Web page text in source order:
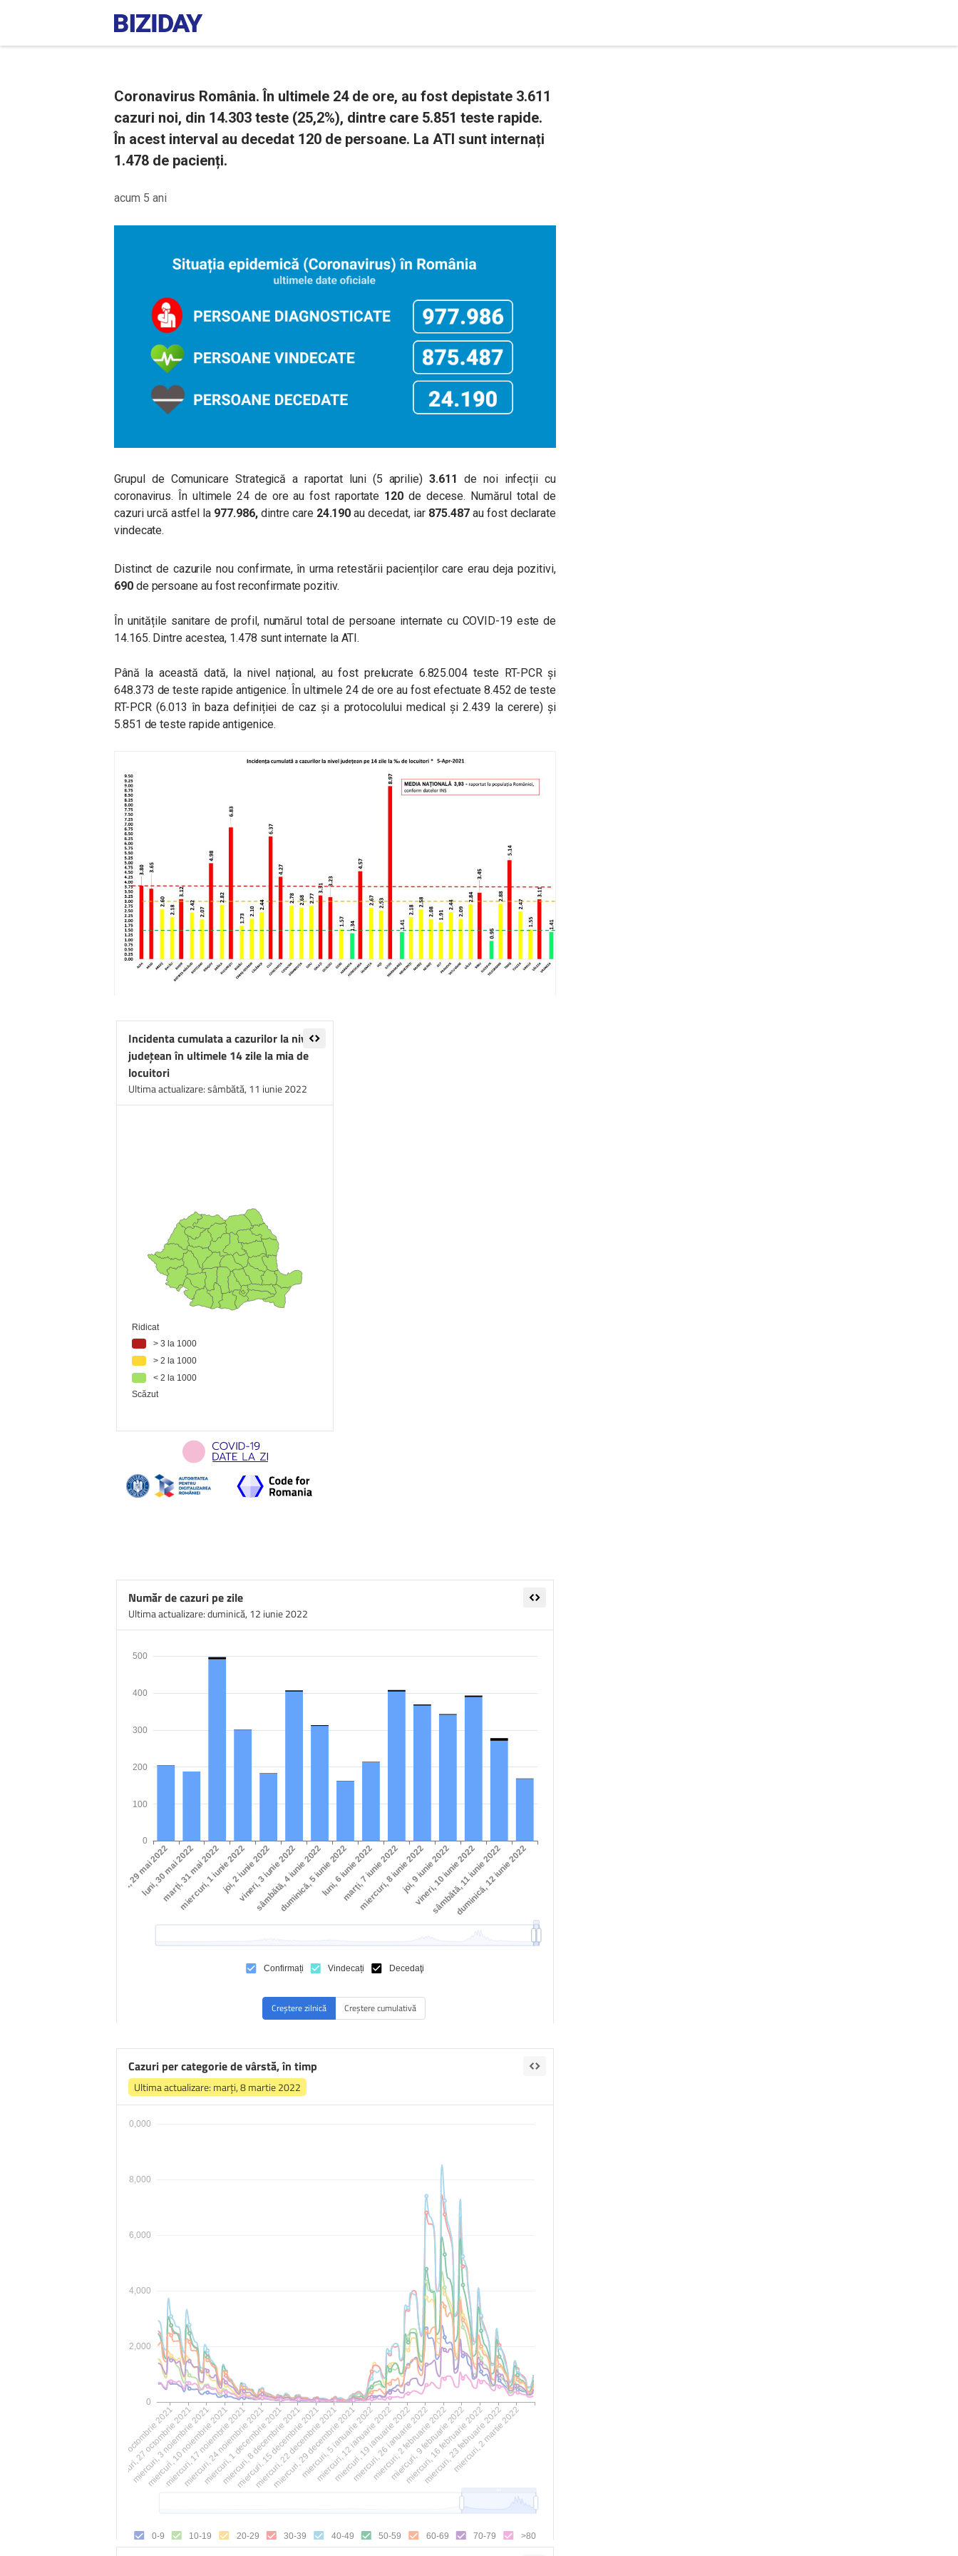
Coronavirus România. În ultimele 24 de ore, au fost depistate 3.611
cazuri noi, din 14.303 teste (25,2%), dintre care 5.851 teste rapide.
În acest interval au decedat 120 de persoane. La ATI sunt internați
1.478 de pacienți.
acum 5 ani
Grupul de Comunicare Strategică a raportat luni (5 aprilie)3.611 de noi infecții cu
coronavirus. În ultimele 24 de ore au fost raportate 120 de decese. Numărul total de
cazuri urcă astfel la 977.986,dintre care24.190au decedat, iar875.487 au fost declarate
vindecate.
Distinct de cazurile nou confirmate, în urma retestării pacienților care erau deja pozitivi,
690 de persoane au fost reconfirmate pozitiv.
În unitățile sanitare de profil, numărul total de persoane internate cu COVID-19 este de
14.165. Dintre acestea, 1.478 sunt internate la ATI.
Până la această dată, la nivel național, au fost prelucrate 6.825.004 teste RT-PCR și
648.373 de teste rapide antigenice. În ultimele 24 de ore au fost efectuate 8.452 de teste
RT-PCR (6.013 în baza definiției de caz și a protocolului medical și 2.439 la cerere) și
5.851 de teste rapide antigenice.